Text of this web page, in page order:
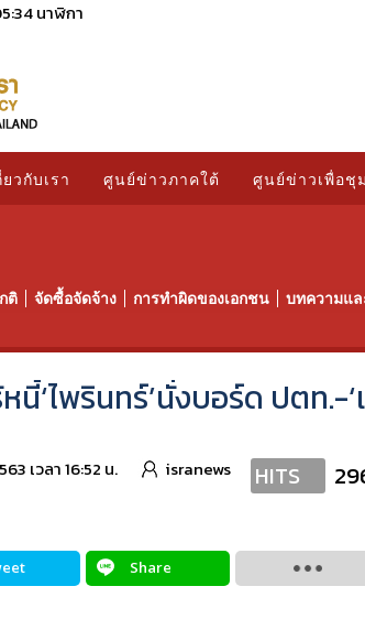
นาฬิกา
ยวกับเรา ศูนย์ข่าวภาคใต้ ศูนย์ข่าวเพื่อชุ
ติ จัดซื้อจัดจ้าง การทำผิดของเอกชน บทความแล
นี้‘ไพรินทร์’นั่งบอร์ด ปตท
เวลา 16:52 น. isranews HITS
Share